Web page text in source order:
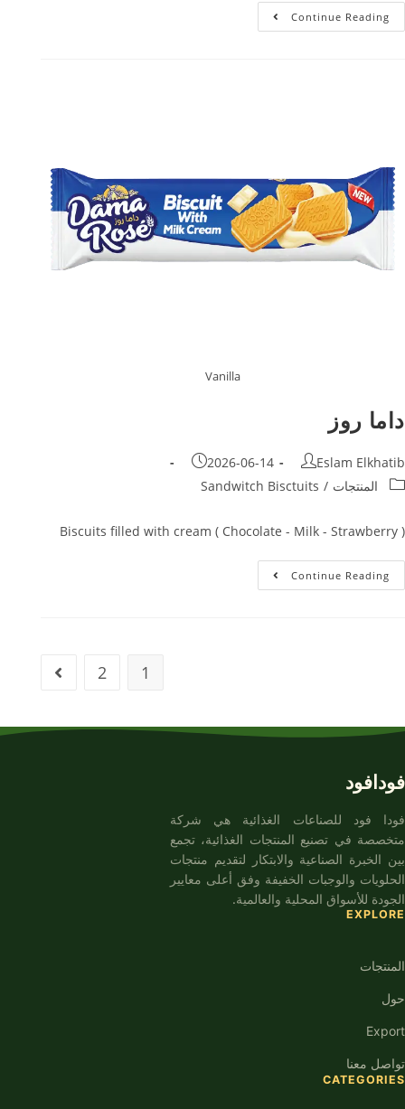
Continue Reading
Vanilla
داما روز
Eslam Elkhatib
2026-06-14
المنتجات /
Sandwitch Bisctuits
Biscuits filled with cream ( Chocolate - Milk - Strawberry )
Continue Reading
1
2
فودافود
فودا فود للصناعات الغذائية هي شركة
متخصصة في تصنيع المنتجات الغذائية، تجمع
بين الخبرة الصناعية والابتكار لتقديم منتجات
الحلويات والوجبات الخفيفة وفق أعلى معايير
الجودة للأسواق المحلية والعالمية.
EXPLORE
المنتجات
حول
Export
تواصل معنا
CATEGORIES